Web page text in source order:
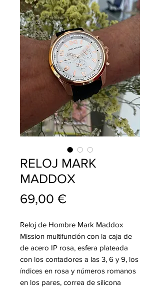
RELOJ MARK
MADDOX
69,00 €Precio
Reloj de Hombre Mark Maddox
Mission multifunción con la caja de
de acero IP rosa, esfera plateada
con los contadores a las 3, 6 y 9, los
índices en rosa y números romanos
en los pares, correa de silicona